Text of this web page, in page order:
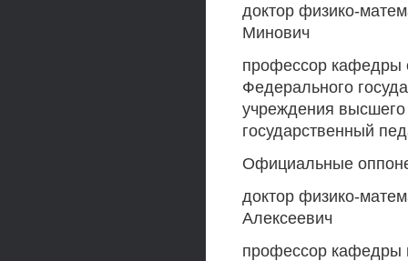
доктор физико-
Минович
профессор кафедры
Федерального
учреждения высшего
государственный
Официальные
доктор физико-
Алексеевич
профессор кафедры